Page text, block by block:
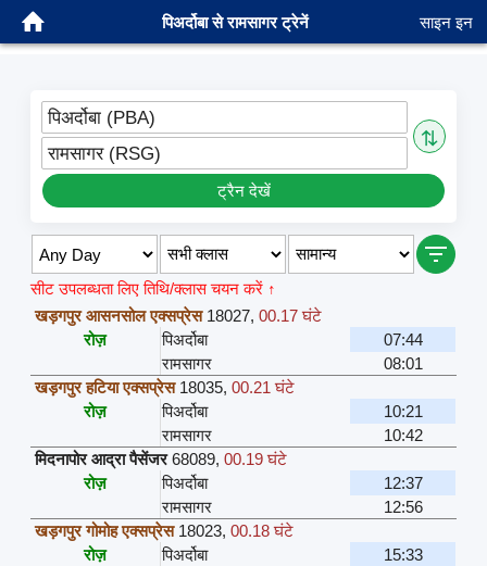
पिअर्दोबा से रामसागर ट्रेनें साइन इन
पिअर्दोबा (PBA)
⇅
रामसागर (RSG)
ट्रैन देखें
सीट उपलब्धता लिए तिथि/क्लास चयन करें ↑
खड़गपुर आसनसोल एक्सप्रेस 18027,00.17 घंटे
रोज़
पिअर्दोबा
07:44
रामसागर
08:01
खड़गपुर हटिया एक्सप्रेस 18035,00.21 घंटे
रोज़
पिअर्दोबा
10:21
रामसागर
10:42
मिदनापोर आद्रा पैसेंजर 68089,00.19 घंटे
रोज़
पिअर्दोबा
12:37
रामसागर
12:56
खड़गपुर गोमोह एक्सप्रेस 18023,00.18 घंटे
रोज़
पिअर्दोबा
15:33